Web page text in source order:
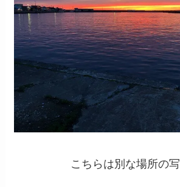
こちらは別な場所の写